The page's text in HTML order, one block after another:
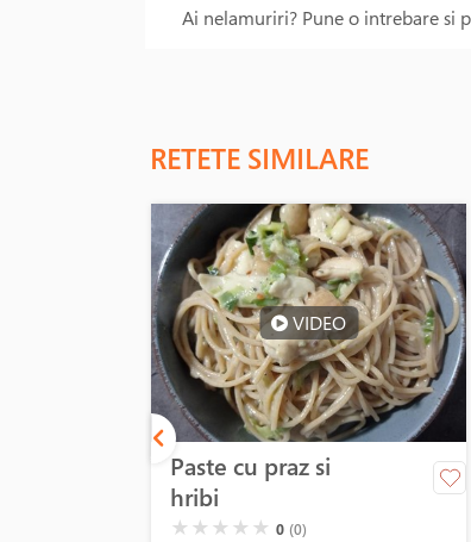
Ai nelamuriri? Pune o intrebare si
RETETE SIMILARE
VIDEO
Paste cu praz si
hribi
( )
★ ( )
★ ( )
★ ( )
★ ( )
★ 0 (0)